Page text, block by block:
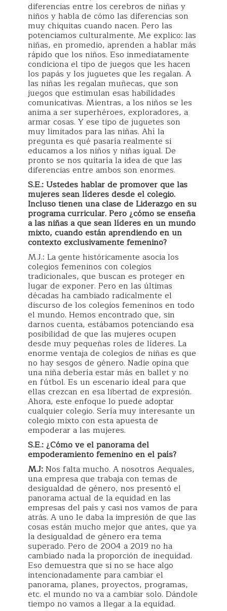
diferencias entre los cerebros de niñas y
niños y habla de cómo las diferencias son
muy chiquitas cuando nacen. Pero las
potenciamos culturalmente. Me explico: las
niñas, en promedio, aprenden a hablar más
rápido que los niños. Eso inmediatamente
condiciona el tipo de juegos que les hacen
los papás y los juguetes que les regalan. A
las niñas les regalan muñecas, que son
juegos que estimulan esas habilidades
comunicativas. Mientras, a los niños se les
anima a ser superhéroes, exploradores, a
armar cosas. Y ese tipo de juguetes son
muy limitados para las niñas. Ahí la
pregunta es qué pasaría realmente si
educamos a los niños y niñas igual. De
pronto se nos quitaría la idea de que las
diferencias entre ambos son enormes.
S.E.: Ustedes hablar de promover que las
mujeres sean líderes desde el colegio.
Incluso tienen una clase de Liderazgo en su
programa curricular. Pero ¿cómo se enseña
a las niñas a que sean líderes en un mundo
mixto, cuando están aprendiendo en un
contexto exclusivamente femenino?
M.J.: La gente históricamente asocia los
colegios femeninos con colegios
tradicionales, que buscan es proteger en
lugar de exponer. Pero en las últimas
décadas ha cambiado radicalmente el
discurso de los colegios femeninos en todo
el mundo. Hemos encontrado que, sin
darnos cuenta, estábamos potenciando esa
posibilidad de que las mujeres ocupen
desde muy pequeñas roles de líderes. La
enorme ventaja de colegios de niñas es que
no hay sesgos de género. Nadie opina que
una niña debería estar más en ballet y no
en fútbol. Es un escenario ideal para que
ellas crezcan en esa libertad de expresión.
Ahora, este enfoque lo puede adoptar
cualquier colegio. Sería muy interesante un
colegio mixto con esta apuesta de
empoderar a las mujeres.
S.E.: ¿Cómo ve el panorama del
empoderamiento femenino en el país?
M.J:Nos falta mucho. A nosotros Aequales,
una empresa que trabaja con temas de
desigualdad de género, nos presentó el
panorama actual de la equidad en las
empresas del país y casi nos vamos de para
atrás. A uno le daba la impresión de que las
cosas están mucho mejor que antes, que ya
la desigualdad de género era tema
superado. Pero de 2004 a 2019 no ha
cambiado nada la proporción de inequidad.
Eso demuestra que si no se hace algo
intencionadamente para cambiar el
panorama, planes, proyectos, programas,
etc. el mundo no va a cambiar solo. Dándole
tiempo no vamos a llegar a la equidad.